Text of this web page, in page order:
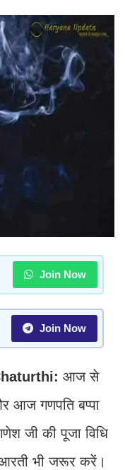
Join Now
Join Now
आज से
आज गणपति बप्पा
जी की पूजा विधि
भी जरूर करें।